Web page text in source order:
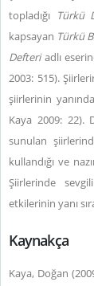
topladığı Türkü
kapsayan Türkü
Defteriadlı
2003: 515).
şiirlerinin
Kaya 2009: 22).
sunulan
kullandığı ve
Şiirlerinde
etkilerinin yanı
Kaynakça
Kaya, Doğan